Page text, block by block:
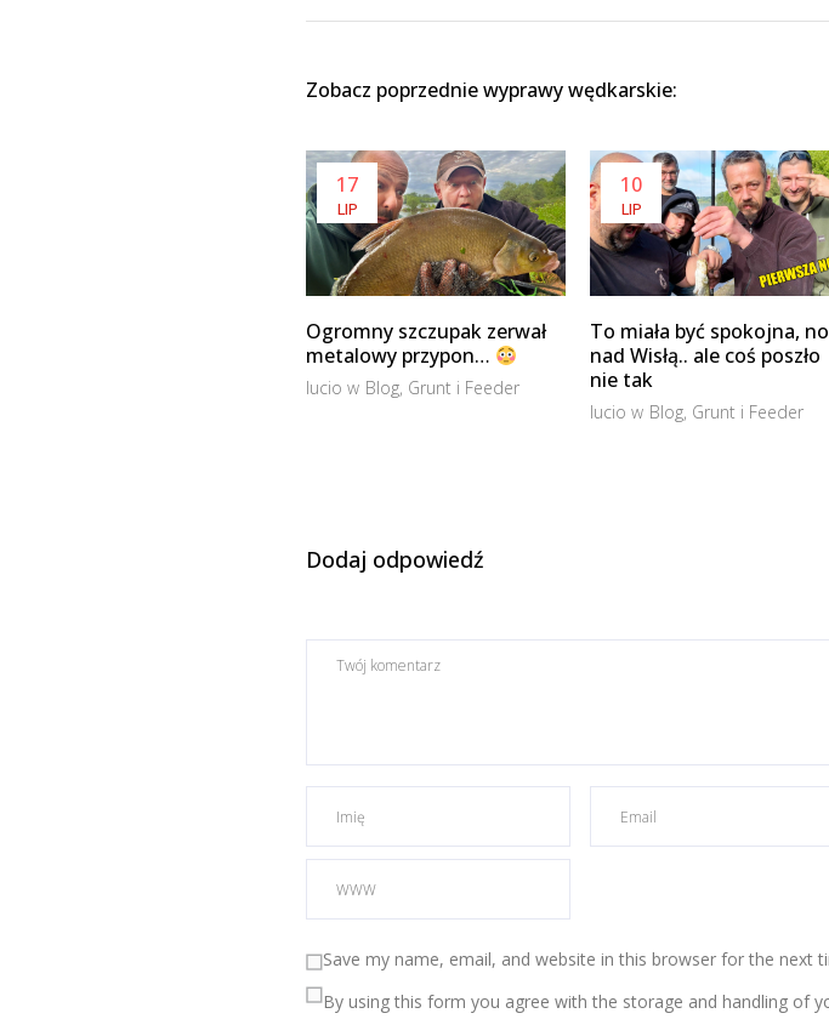
Zobacz poprzednie wyprawy wędkarskie:
17
LIP
Ogromny szczupak zerwał
metalowy przypon…
lucio w Blog, Grunt i Feeder
10
LIP
To miała być spokojna,
nad Wisłą.. ale coś poszło
nie tak
luciow Blog, Grunt i Feeder
Dodaj odpowiedź
Save my name, email, and website in this browser for the next
By using this form you agree with the storage and handling of